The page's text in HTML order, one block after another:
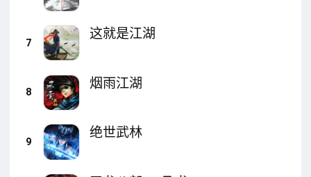
7
这就是江湖
8
烟雨江湖
9
绝世武林